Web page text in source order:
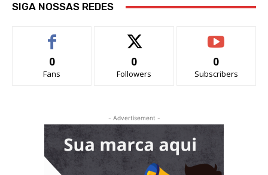
SIGA NOSSAS REDES
0
Fans
0
Followers
0
Subscribers
- Advertisement -